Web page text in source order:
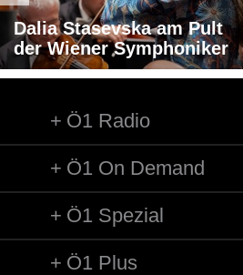
Dalia Stasevska am Pult
der Wiener Symphoniker
Ö1 Radio
Ö1 On Demand
Ö1 Spezial
Ö1 Plus